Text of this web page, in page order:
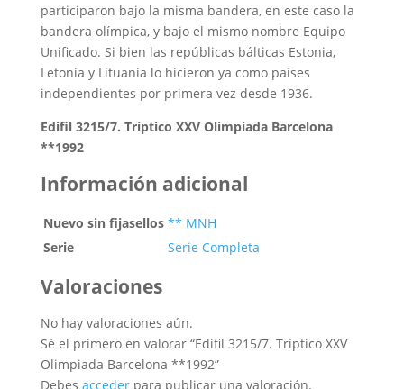
participaron bajo la misma bandera, en este caso la
bandera olímpica, y bajo el mismo nombre Equipo
Unificado. Si bien las repúblicas bálticas Estonia,
Letonia y Lituania lo hicieron ya como países
independientes por primera vez desde 1936.
Edifil 3215/7. Tríptico XXV Olimpiada Barcelona
**1992
Información adicional
Nuevo sin fijasellos ** MNH
Serie
Serie Completa
Valoraciones
No hay valoraciones aún.
Sé el primero en valorar “Edifil 3215/7. Tríptico XXV
Olimpiada Barcelona **1992”
Debes accederpara publicar una valoración.